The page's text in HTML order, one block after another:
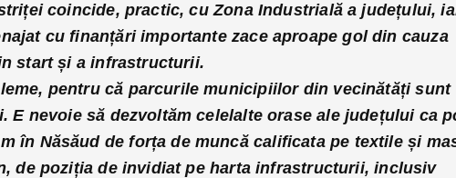
coincide, practic, cu Zona Industrială a județului,
cu finanțări importante zace aproape gol din cauza
start și a infrastructurii.
pentru că parcurile municipiilor din vecinătăți sunt
E nevoie să dezvoltăm celelalte orase ale județului ca
în Năsăud de forța de muncă calificata pe textile și
de poziția de invidiat pe harta infrastructurii, inclusiv